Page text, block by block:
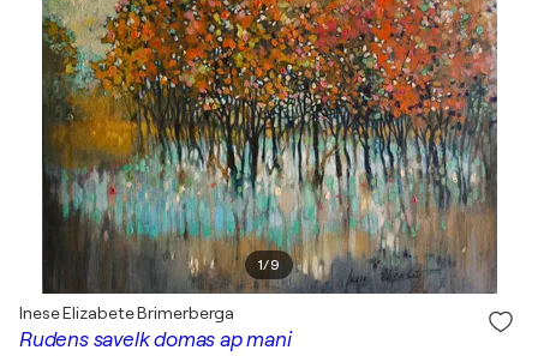
1/9
Rudens savelk domas ap mani
Inese Elizabete Brimerberga